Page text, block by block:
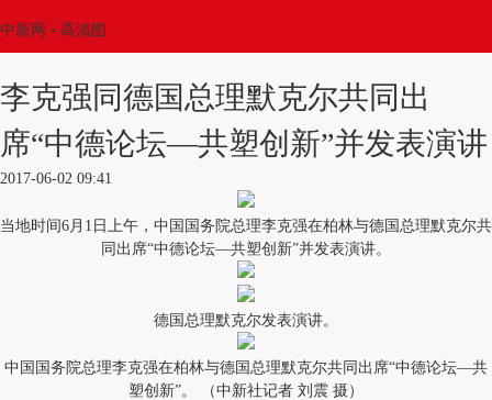
中新网 • 高清图
李克强同德国总理默克尔共同出
席“中德论坛―共塑创新”并发表演讲
2017-06-02 09:41
当地时间6月1日上午，中国国务院总理李克强在柏林与德国总理默克尔共
同出席“中德论坛―共塑创新”并发表演讲。
德国总理默克尔发表演讲。
中国国务院总理李克强在柏林与德国总理默克尔共同出席“中德论坛―共
塑创新”。 （中新社记者 刘震 摄）